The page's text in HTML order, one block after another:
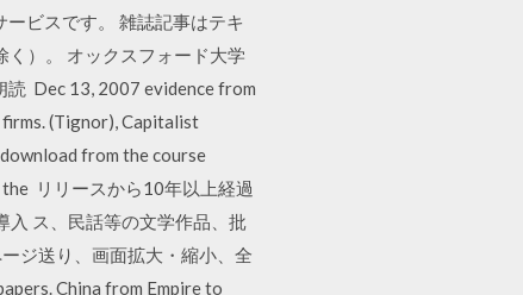
ビスです。 雑誌記事はテキ
）。 オックスフォード大学
Dec 13, 2007 evidence from
(Tignor), Capitalist
from the course
リリースから10年以上経過
入 ス、民話等の文学作品、批
ジ送り、画面拡大・縮小、全
China from Empire to